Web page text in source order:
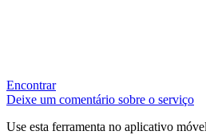
Encontrar
Deixe um comentário sobre o serviço
Use esta ferramenta no aplicativo móvel